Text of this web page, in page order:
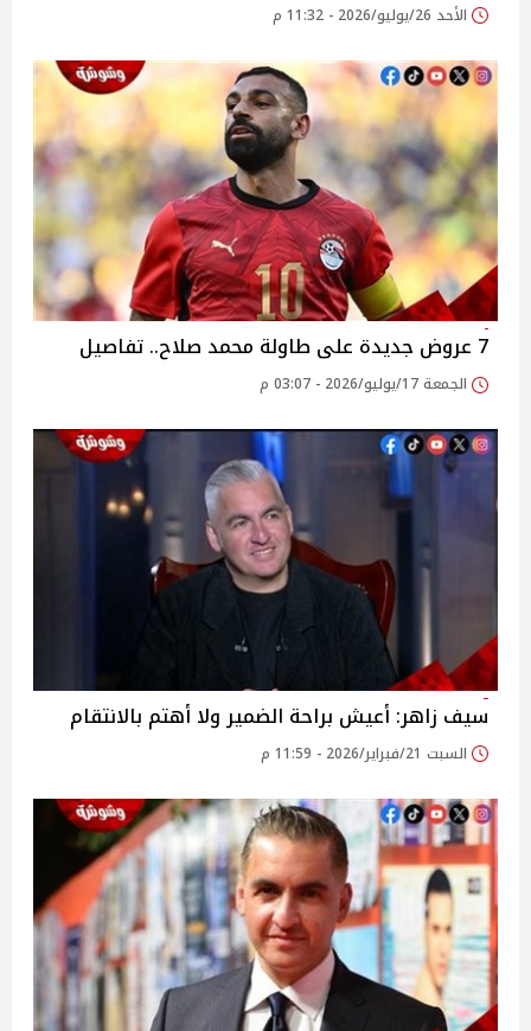
الأحد 26/يوليو/2026 - 11:32 م
7 عروض جديدة على طاولة محمد صلاح.. تفاصيل
الجمعة 17/يوليو/2026 - 03:07 م
سيف زاهر: أعيش براحة الضمير ولا أهتم بالانتقام
السبت 21/فبراير/2026 - 11:59 م